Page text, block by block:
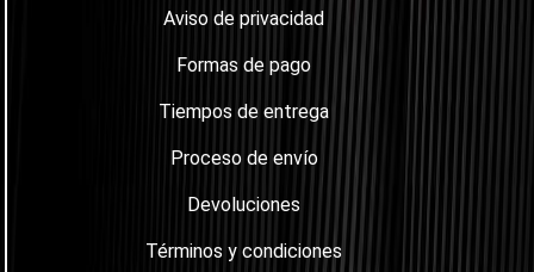
Aviso de privacidad
Formas de pago
Tiempos de entrega
Proceso de envío
Devoluciones
Términos y condiciones